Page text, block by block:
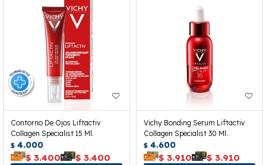
Contorno De Ojos Liftactiv
Collagen Specialist 15 Ml.
$ 4.000
$ 3.400 $ 3.400
Vichy Bonding Serum Liftactiv
Collagen Specialist 30 Ml.
$ 4.600
$ 3.910 $ 3.910